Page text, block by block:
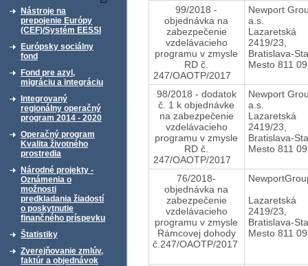
Nástroje na
prepojenie Európy
(CEF)/Systém EESSI
Európsky sociálny
fond
Fond pre azyl,
migráciu a integráciu
Integrovaný
regionálny operačný
program 2014 - 2020
Operačný program
Kvalita životného
prostredia
Národné projekty -
Oznámenia o
možnosti
predkladania žiadostí
o poskytnutie
finančného príspevku
Štatistiky
Zverejňovanie zmlúv,
faktúr a objednávok
99/2018 -
objednávka na
zabezpečenie
vzdelávacieho
programu v zmysle
RD č.
247/OAOTP/2017
Newport
a.s.
Lazaretská
2419/23,
Bratislava-
Mesto 811 09
98/2018 - dodatok
č. 1 k objednávke
na zabezpečenie
vzdelávacieho
programu v zmysle
RD č.
247/OAOTP/2017
Newport
a.s.
Lazaretská
2419/23,
Bratislava-
Mesto 811 09
76/2018-
objednávka na
zabezpečenie
vzdelávacieho
programu v zmysle
Rámcovej dohody
č.247/OAOTP/2017
Lazaretská
2419/23,
Bratislava-
Mesto 811 09